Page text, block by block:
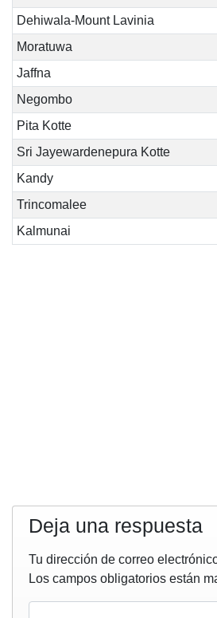
Dehiwala-Mount Lavinia
Moratuwa
Jaffna
Negombo
Pita Kotte
Sri Jayewardenepura Kotte
Kandy
Trincomalee
Kalmunai
Deja una respuesta
Tu dirección de correo
Los campos obligatorios están